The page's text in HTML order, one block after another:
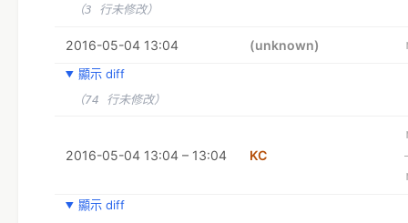
（3 行未修改）
  **
- *當天：準備二募商品各五份（可以先給KC，下週直接帶過去
  **所有的講座主題都要與罷免相關嗎？
  *臨時動議
2016-05-04 13:04 (unknown)
顯示 diff
（74 行未修改）
2016-05-04 13:04 – 13:04 KC
顯示 diff